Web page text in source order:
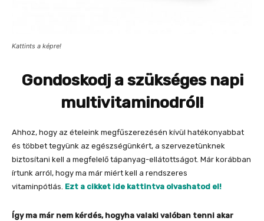
Kattints a képre!
Gondoskodj a szükséges napi
multivitaminodról!
Ahhoz, hogy az ételeink megfűszerezésén kívül hatékonyabbat
és többet tegyünk az egészségünkért, a szervezetünknek
biztosítani kell a megfelelő tápanyag-ellátottságot. Már korábban
írtunk arról, hogy ma már miért kell a rendszeres
vitaminpótlás. Ezt a cikket ide kattintva olvashatod el!
Így ma már nem kérdés, hogyha valaki valóban tenni akar